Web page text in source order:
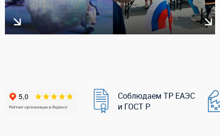
Соблюдаем ТР ЕАЭС
и ГОСТ Р